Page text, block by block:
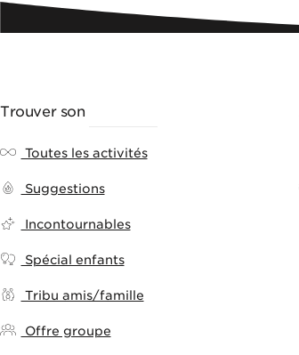
Trouver son
Toutes les activités
Suggestions
Incontournables
Spécial enfants
Tribu amis/famille
Offre groupe